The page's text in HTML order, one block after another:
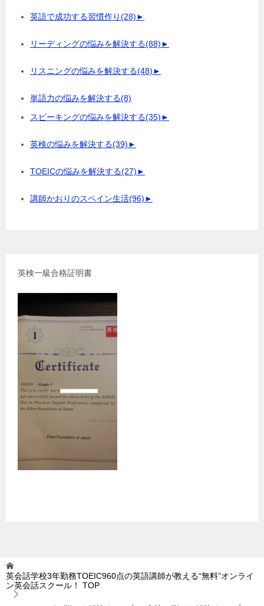
英語で成功する習慣作り(28)►
リーディングの悩みを解決する(88)►
リスニングの悩みを解決する(48)►
単語力の悩みを解決する(8)
スピーキングの悩みを解決する(35)►
英検の悩みを解決する(39)►
TOEICの悩みを解決する(27)►
講師かおりのスペイン生活(96)►
英検一級合格証明書
英会話学校3年勤務TOEIC960点の英語講師が教える“無料”オンライ
ン英会話スクール！
TOP